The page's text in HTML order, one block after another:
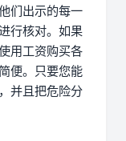
们出示的每一
行核对。如果
用工资购买各
便。只要您能
并且把危险分